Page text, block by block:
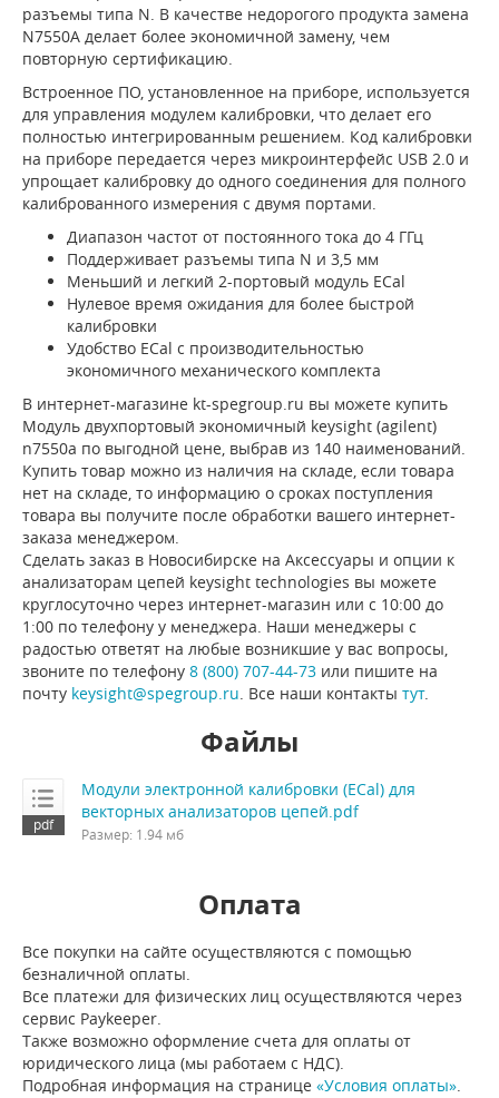
разъемы типа N. В качестве недорогого продукта замена
N7550A делает более экономичной замену, чем
повторную сертификацию.
Встроенное ПО, установленное на приборе, используется
для управления модулем калибровки, что делает его
полностью интегрированным решением. Код калибровки
на приборе передается через микроинтерфейс USB 2.0 и
упрощает калибровку до одного соединения для полного
калиброванного измерения с двумя портами.
Диапазон частот от постоянного тока до 4 ГГц
Поддерживает разъемы типа N и 3,5 мм
Меньший и легкий 2-портовый модуль ECal
Нулевое время ожидания для более быстрой
калибровки
Удобство ECal с производительностью
экономичного механического комплекта
В интернет-магазине kt-spegroup.ru вы можете купить
Модуль двухпортовый экономичный keysight (agilent)
n7550a по выгодной цене, выбрав из 140 наименований.
Купить товар можно из наличия на складе, если товара
нет на складе, то информацию о сроках поступления
товара вы получите после обработки вашего интернет-
заказа менеджером.
Сделать заказ в Новосибирске на Аксессуары и опции к
анализаторам цепей keysight technologies вы можете
круглосуточно через интернет-магазин или с 10:00 до
1:00 по телефону у менеджера. Наши менеджеры с
радостью ответят на любые возникшие у вас вопросы,
звоните по телефону 8 (800) 707-44-73 или пишите на
почту keysight@spegroup.ru. Все наши контакты тут.
Файлы
Модули электронной калибровки (ECal) для
векторных анализаторов цепей.pdf
Размер: 1.94 мб
Оплата
Все покупки на сайте осуществляются с помощью
безналичной оплаты.
Все платежи для физических лиц осуществляются через
сервис Paykeeper.
Также возможно оформление счета для оплаты от
юридического лица (мы работаем с НДС).
Подробная информация на странице «Условия оплаты».